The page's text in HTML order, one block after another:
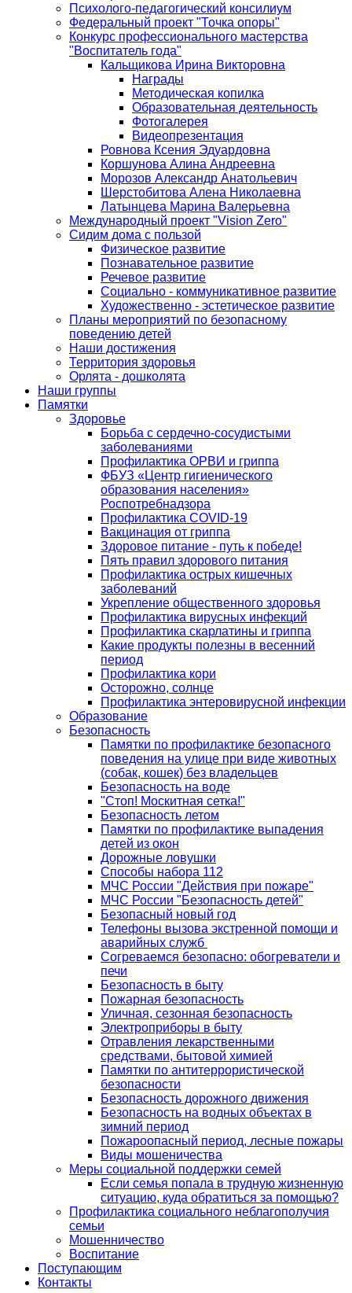
Психолого-педагогический консилиум
Федеральный проект "Точка опоры"
Конкурс профессионального мастерства
"Воспитатель года"
Кальщикова Ирина Викторовна
Награды
Методическая копилка
Образовательная деятельность
Фотогалерея
Видеопрезентация
Ровнова Ксения Эдуардовна
Коршунова Алина Андреевна
Морозов Александр Анатольевич
Шерстобитова Алена Николаевна
Латынцева Марина Валерьевна
Международный проект "Vision Zero"
Сидим дома с пользой
Физическое развитие
Познавательное развитие
Речевое развитие
Социально - коммуникативное развитие
Художественно - эстетическое развитие
Планы мероприятий по безопасному
поведению детей
Наши достижения
Территория здоровья
Орлята - дошколята
Наши группы
Памятки
Здоровье
Борьба с сердечно-сосудистыми
заболеваниями
Профилактика ОРВИ и гриппа
ФБУЗ «Центр гигиенического
образования населения»
Роспотребнадзора
Профилактика COVID-19
Вакцинация от гриппа
Здоровое питание - путь к победе!
Пять правил здорового питания
Профилактика острых кишечных
заболеваний
Укрепление общественного здоровья
Профилактика вирусных инфекций
Профилактика скарлатины и гриппа
Какие продукты полезны в весенний
период
Профилактика кори
Осторожно, солнце
Профилактика энтеровирусной инфекции
Образование
Безопасность
Памятки по профилактике безопасного
поведения на улице при виде животных
(собак, кошек) без владельцев
Безопасность на воде
"Стоп! Москитная сетка!"
Безопасность летом
Памятки по профилактике выпадения
детей из окон
Дорожные ловушки
Способы набора 112
МЧС России "Действия при пожаре"
МЧС России "Безопасность детей"
Безопасный новый год
Телефоны вызова экстренной помощи и
аварийных служб
Согреваемся безопасно: обогреватели и
печи
Безопасность в быту
Пожарная безопасность
Уличная, сезонная безопасность
Электроприборы в быту
Отравления лекарственными
средствами, бытовой химией
Памятки по антитеррористической
безопасности
Безопасность дорожного движения
Безопасность на водных объектах в
зимний период
Пожароопасный период, лесные пожары
Виды мошеничества
Меры социальной поддержки семей
Если семья попала в трудную жизненную
ситуацию, куда обратиться за помощью?
Профилактика социального неблагополучия
семьи
Мошенничество
Воспитание
Поступающим
Контакты